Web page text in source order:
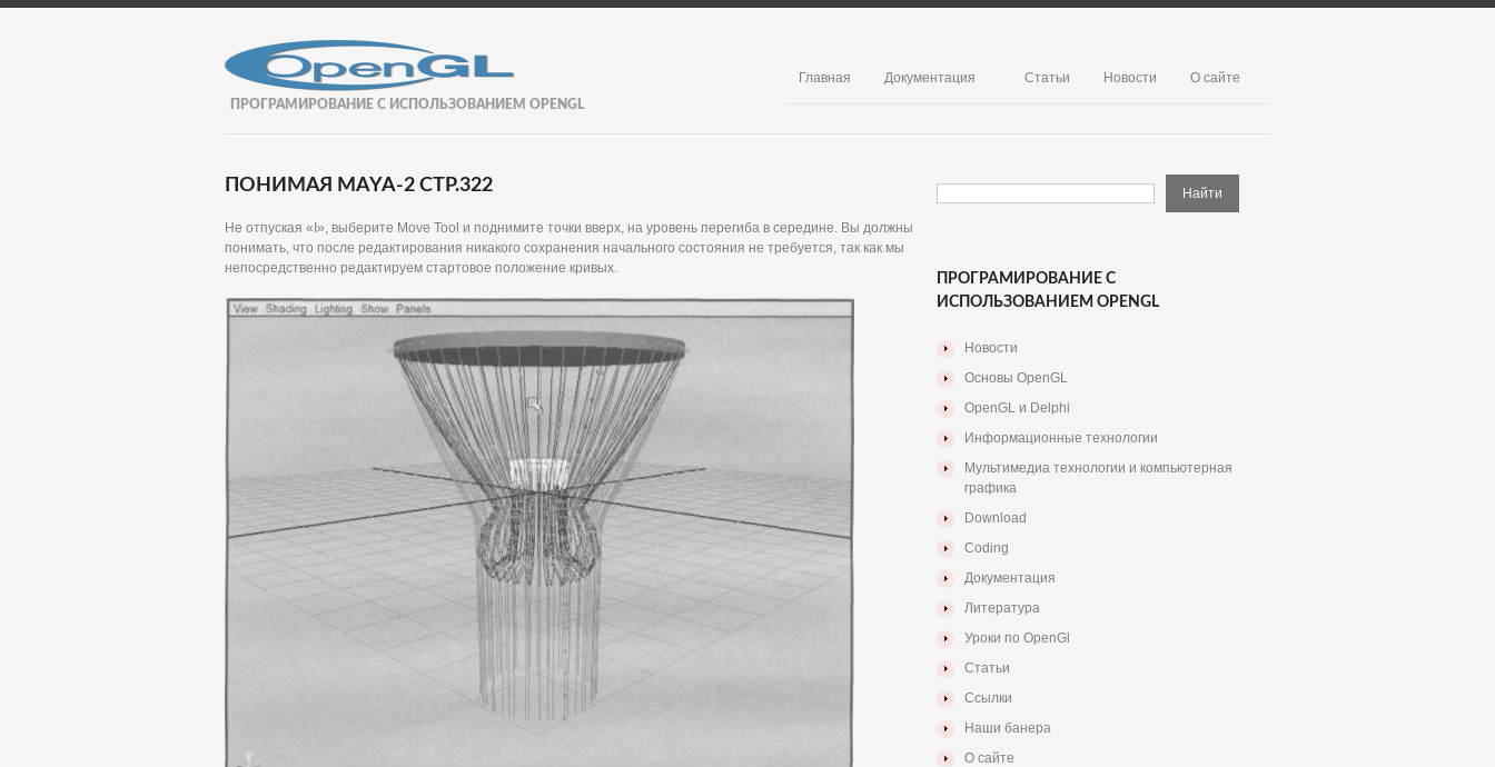
ПРОГРАМИРОВАНИЕ С ИСПОЛЬЗОВАНИЕМ OPENGL
Главная Документация Статьи Новости О сайте
ПОНИМАЯ MAYA-2 СТР.322
Не отпуская «I», выберите Move Tool и поднимите точки вверх, на уровень перегиба в середине. Вы должны
понимать, что после редактирования никакого сохранения начального состояния не требуется, так как мы
непосредственно редактируем стартовое положение кривых.
ПРОГРАМИРОВАНИЕ С
ИСПОЛЬЗОВАНИЕМ OPENGL
Новости
Основы OpenGL
OpenGL и Delphi
Информационные технологии
Мультимедиа технологии и компьютерная
графика
Download
Coding
Документация
Литература
Уроки по OpenGl
Статьи
Ссылки
Наши банера
О сайте